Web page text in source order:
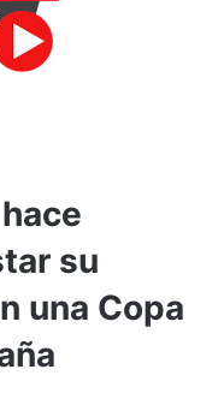
su
una Copa